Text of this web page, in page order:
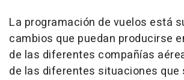
La programación de vuelos está
cambios que puedan producirse
de las diferentes compañías
de las diferentes situaciones que